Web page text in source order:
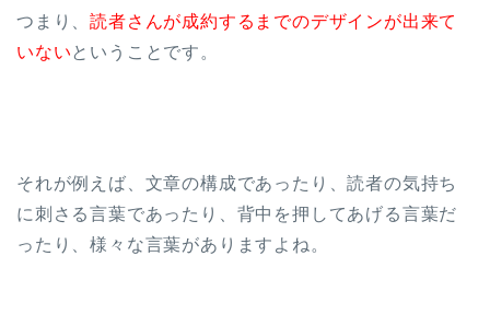
つまり、読者さんが成約するまでのデザインが出来て
いない ということです。
それが例えば、文章の構成であったり、読者の気持ち
に刺さる言葉であったり、背中を押してあげる言葉だ
ったり、様々な言葉がありますよね。